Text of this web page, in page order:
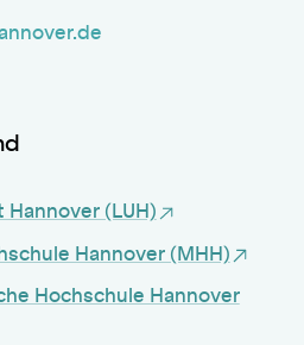
Hannover (LUH)
Hannover (MHH)
Hochschule Hannover